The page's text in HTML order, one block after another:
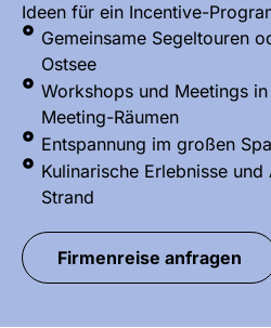
Ideen für ein Incentive-
Gemeinsame Segeltouren
Ostsee
Workshops und Meetings
Meeting-Räumen
Entspannung im großen
Kulinarische Erlebnisse
Strand
Firmenreise anfragen